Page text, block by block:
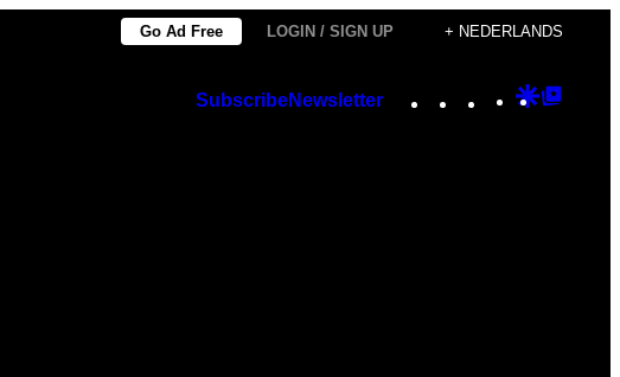
Go Ad Free LOGIN / SIGN UP + NEDERLANDS
SubscribeNewsletter Instagram
TikTok
YouTube
Google